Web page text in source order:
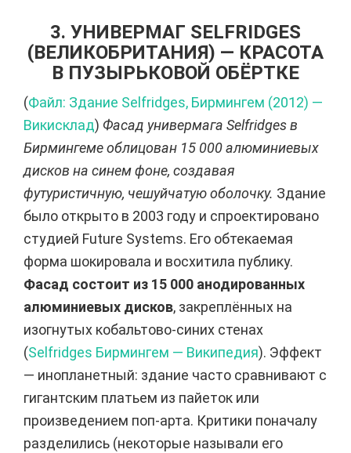
3. УНИВЕРМАГ SELFRIDGES
(ВЕЛИКОБРИТАНИЯ) — КРАСОТА
В ПУЗЫРЬКОВОЙ ОБЁРТКЕ
(Файл: Здание Selfridges, Бирмингем (2012) —
Викисклад) Фасад универмага Selfridges в
Бирмингеме облицован 15 000 алюминиевых
дисков на синем фоне, создавая
футуристичную, чешуйчатую оболочку. Здание
было открыто в 2003 году и спроектировано
студией Future Systems. Его обтекаемая
форма шокировала и восхитила публику.
Фасад состоит из 15 000 анодированных
алюминиевых дисков, закреплённых на
изогнутых кобальтово-синих стенах
(Selfridges Бирмингем — Википедия). Эффект
— инопланетный: здание часто сравнивают с
гигантским платьем из пайеток или
произведением поп-арта. Критики поначалу
разделились (некоторые называли его